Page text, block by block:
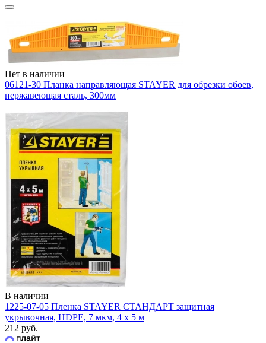
Нет в наличии
06121-30 Планка направляющая STAYER для обрезки обоев,
нержавеющая сталь, 300мм
В наличии
1225-07-05 Пленка STAYER СТАНДАРТ защитная
укрывочная, HDPE, 7 мкм, 4 х 5 м
212 руб.